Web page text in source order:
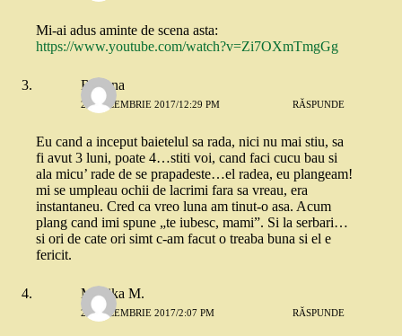
Mi-ai adus aminte de scena asta:
https://www.youtube.com/watch?v=Zi7OXmTmgGg
Roxana
21 DECEMBRIE 2017/12:29 PM RĂSPUNDE
Eu cand a inceput baietelul sa rada, nici nu mai stiu, sa
fi avut 3 luni, poate 4…stiti voi, cand faci cucu bau si
ala micu’ rade de se prapadeste…el radea, eu plangeam!
mi se umpleau ochii de lacrimi fara sa vreau, era
instantaneu. Cred ca vreo luna am tinut-o asa. Acum
plang cand imi spune „te iubesc, mami”. Si la serbari…
si ori de cate ori simt c-am facut o treaba buna si el e
fericit.
Monika M.
21 DECEMBRIE 2017/2:07 PM RĂSPUNDE